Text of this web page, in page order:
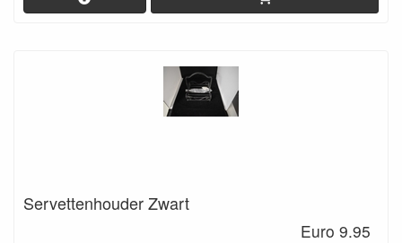
Servettenhouder Zwart
Euro 9.95